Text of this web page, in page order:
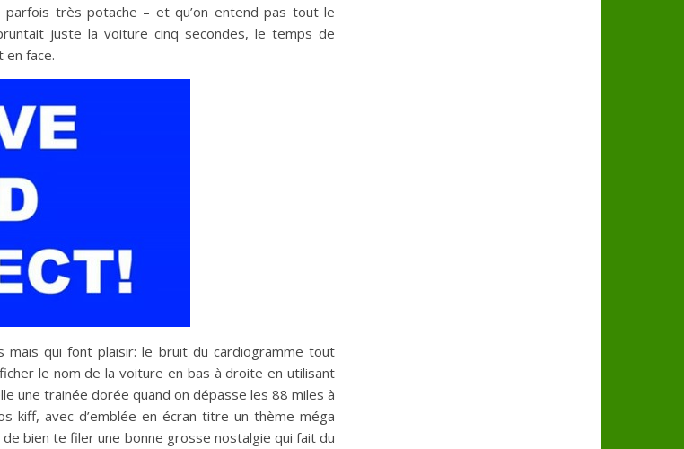
parfois très potache – et qu’on entend pas tout le
juste la voiture cinq secondes, le temps de
en face.
qui font plaisir: le bruit du cardiogramme tout
le nom de la voiture en bas à droite en utilisant
une trainée dorée quand on dépasse les 88 miles à
kiff, avec d’emblée en écran titre un thème méga
bien te filer une bonne grosse nostalgie qui fait du